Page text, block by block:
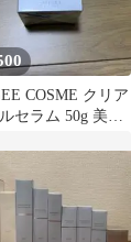
COSME クリア
セラム 50g 美容